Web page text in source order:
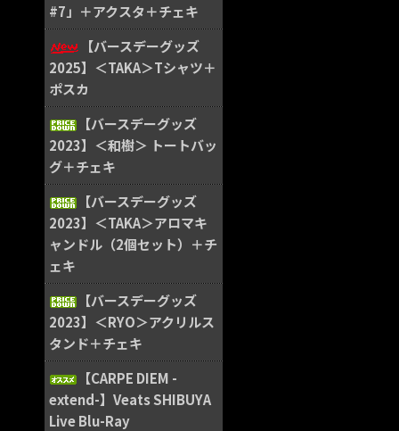
#7」＋アクスタ＋チェキ
【バースデーグッズ
2025】＜TAKA＞Tシャツ＋
ポスカ
【バースデーグッズ
2023】＜和樹＞ トートバッ
グ＋チェキ
【バースデーグッズ
2023】＜TAKA＞アロマキ
ャンドル（2個セット）＋チ
ェキ
【バースデーグッズ
2023】＜RYO＞アクリルス
タンド＋チェキ
【CARPE DIEM -
extend-】Veats SHIBUYA
Live Blu-Ray